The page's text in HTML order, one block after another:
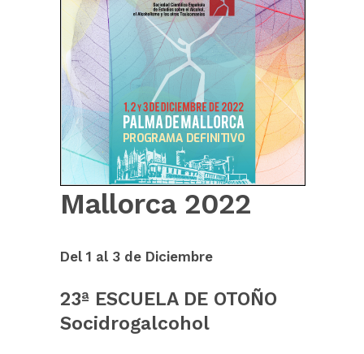
Mallorca 2022
Del 1 al 3 de Diciembre
23ª ESCUELA DE OTOÑO
Socidrogalcohol